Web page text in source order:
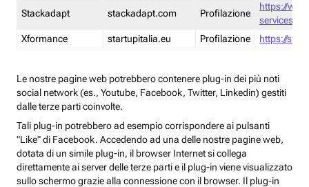
Stackadapt stackadapt.com Profilazione
https://
services-
Xformance
startupitalia.eu Profilazione https://
Le nostre pagine web potrebbero contenere plug-in dei più noti
social network (es., Youtube, Facebook, Twitter, Linkedin) gestiti
dalle terze parti coinvolte.
Tali plug-in potrebbero ad esempio corrispondere ai pulsanti
"Like" di Facebook. Accedendo ad una delle nostre pagine web,
dotata di un simile plug-in, il browser Internet si collega
direttamente ai server delle terze parti e il plug-in viene visualizzato
sullo schermo grazie alla connessione con il browser. Il plug-in